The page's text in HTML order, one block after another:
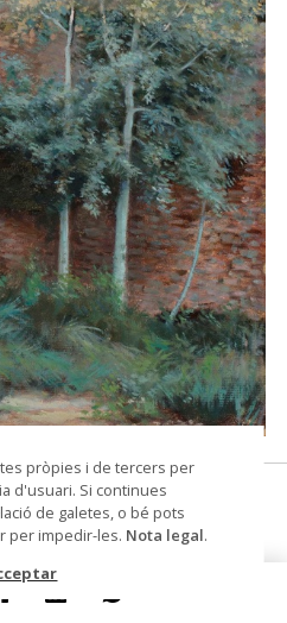
del Patrimoni de
pintura
pròpies i de tercers per
d'usuari. Si continues
de galetes, o bé pots
per impedir-les. Nota legal.